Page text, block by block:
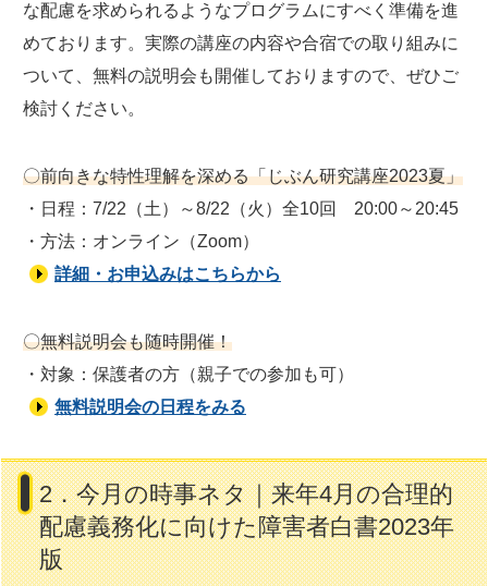
な配慮を求められるようなプログラムにすべく準備を進
めております。実際の講座の内容や合宿での取り組みに
ついて、無料の説明会も開催しておりますので、ぜひご
検討ください。
〇前向きな特性理解を深める「じぶん研究講座2023夏」
・日程：7/22（土）～8/22（火）全10回 20:00～20:45
・方法：オンライン（Zoom）
詳細・お申込みはこちらから
〇無料説明会も随時開催！
・対象：保護者の方（親子での参加も可）
無料説明会の日程をみる
2．今月の時事ネタ｜来年4月の合理的
配慮義務化に向けた障害者白書2023年
版